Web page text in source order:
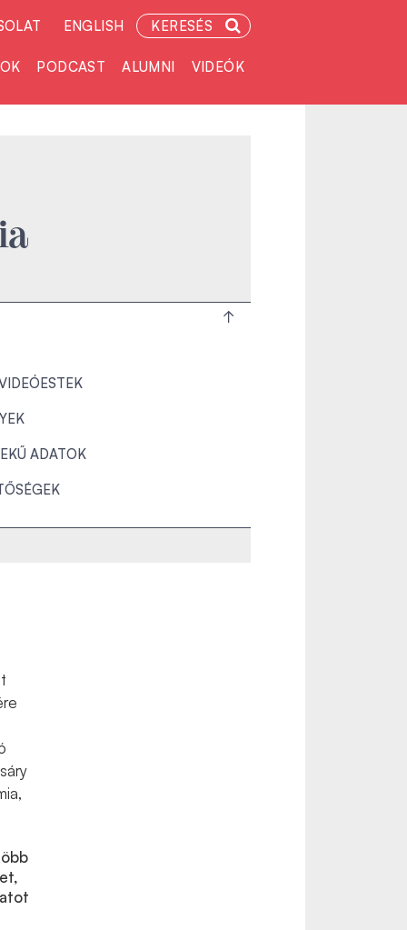
ENGLISH KERESÉS
PODCAST ALUMNI VIDEÓK
ADATOK